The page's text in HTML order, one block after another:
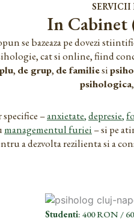
SERVICII
In Cabinet
se bazeaza pe dovezi
cat si online, fiind
, de grup, de familiesi
psihologica
–anxietate,depresie,
managementul furiei – si pe
a dezvolta rezilienta si a
Studenti: 400 RON /